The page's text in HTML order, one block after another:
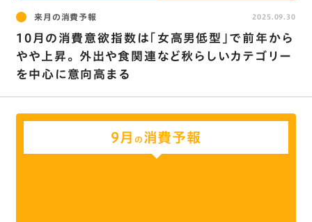
来月の消費予報
10月の消費意欲指数は｢女高男低型｣で前年から
やや上昇。 外出や食関連など秋らしいカテゴリー
を中心に意向高まる
2025.09.30
9月 の消費予報